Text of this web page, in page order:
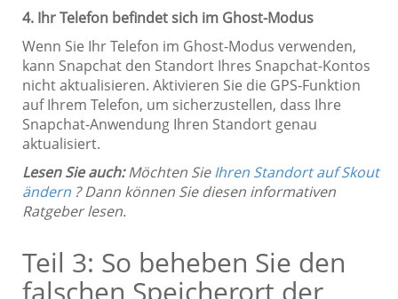
4. Ihr Telefon befindet sich im Ghost-Modus
Wenn Sie Ihr Telefon im Ghost-Modus verwenden,
kann Snapchat den Standort Ihres Snapchat-Kontos
nicht aktualisieren. Aktivieren Sie die GPS-Funktion
auf Ihrem Telefon, um sicherzustellen, dass Ihre
Snapchat-Anwendung Ihren Standort genau
aktualisiert.
Lesen Sie auch:Möchten SieIhren Standort auf Skout
ändern ? Dann können Sie diesen informativen
Ratgeber lesen.
Teil 3: So beheben Sie den
falschen Speicherort der